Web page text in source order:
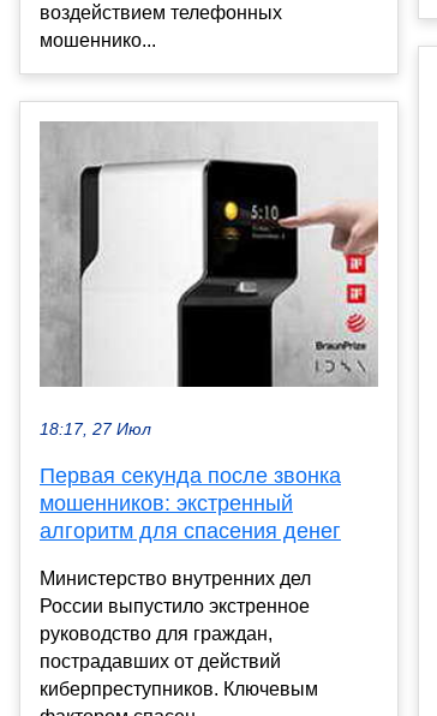
воздействием телефонных
мошеннико...
18:17, 27 Июл
Первая секунда после звонка
мошенников: экстренный
алгоритм для спасения денег
Министерство внутренних дел
России выпустило экстренное
руководство для граждан,
пострадавших от действий
киберпреступников. Ключевым